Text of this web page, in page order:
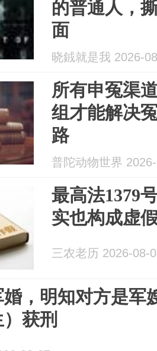
的普通人，
面
晓銊就是我 2026-
所有申冤渠
组才能解决
路
普陀动物世界
最高法1379
实也构成虚
三农老历 2026-08-
，明知对方是军
）获刑